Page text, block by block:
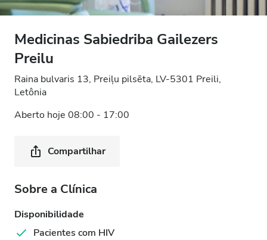
Medicinas Sabiedriba Gailezers
Preilu
Raina bulvaris 13, Preiļu pilsēta, LV-5301 Preili,
Letônia
Aberto hoje 08:00 - 17:00
Compartilhar
Sobre a Clínica
Disponibilidade
Pacientes com HIV